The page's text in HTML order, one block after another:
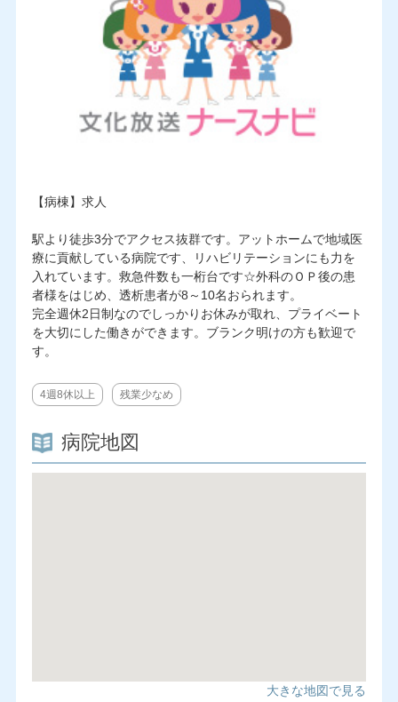
【病棟】求人
駅より徒歩3分でアクセス抜群です。アットホームで地域医
療に貢献している病院です、リハビリテーションにも力を
入れています。救急件数も一桁台です☆外科のＯＰ後の患
者様をはじめ、透析患者が8～10名おられます。
完全週休2日制なのでしっかりお休みが取れ、プライベート
を大切にした働きができます。ブランク明けの方も歓迎で
す。
4週8休以上 残業少なめ
病院地図
大きな地図で見る